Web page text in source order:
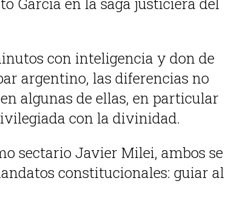
García en la saga justiciera del
con inteligencia y don de
argentino, las diferencias no
algunas de ellas, en particular
con la divinidad.
sectario Javier Milei, ambos se
constitucionales: guiar al